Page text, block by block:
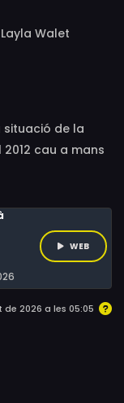
Walet
Hichem
Cherif,
Diakité, Cheik
situació de la
cau a mans
el règim
WEB
2026 a les 05:05